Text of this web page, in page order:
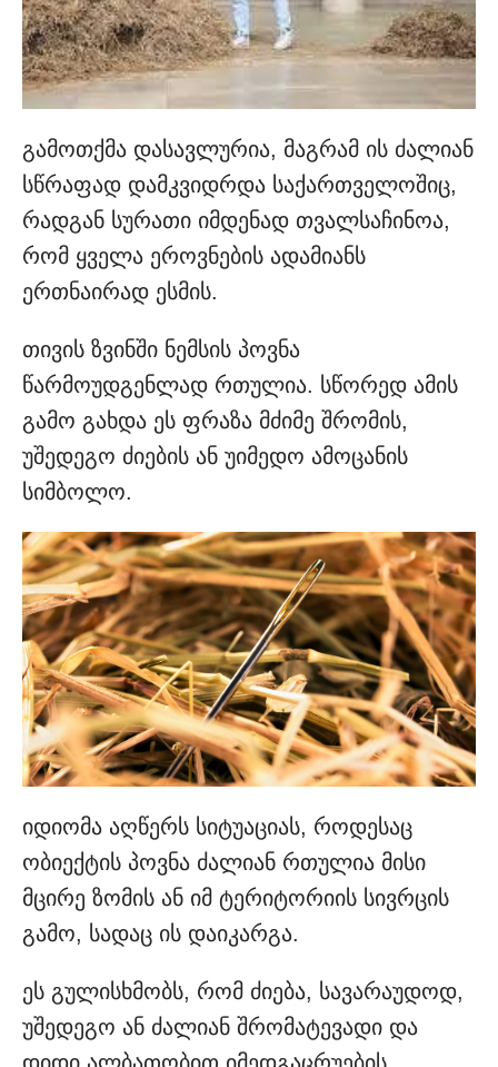
გამოთქმა დასავლურია, მაგრამ ის ძალიან
სწრაფად დამკვიდრდა საქართველოშიც,
რადგან სურათი იმდენად თვალსაჩინოა,
რომ ყველა ეროვნების ადამიანს
ერთნაირად ესმის.
თივის ზვინში ნემსის პოვნა
წარმოუდგენლად რთულია. სწორედ ამის
გამო გახდა ეს ფრაზა მძიმე შრომის,
უშედეგო ძიების ან უიმედო ამოცანის
სიმბოლო.
იდიომა აღწერს სიტუაციას, როდესაც
ობიექტის პოვნა ძალიან რთულია მისი
მცირე ზომის ან იმ ტერიტორიის სივრცის
გამო, სადაც ის დაიკარგა.
ეს გულისხმობს, რომ ძიება, სავარაუდოდ,
უშედეგო ან ძალიან შრომატევადი და